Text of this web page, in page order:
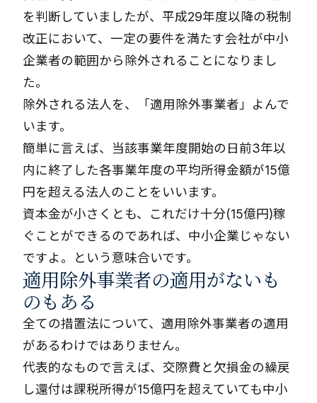
を判断していましたが、平成29年度以降の税制
改正において、一定の要件を満たす会社が中小
企業者の範囲から除外されることになりまし
た。
除外される法人を、「適用除外事業者」よんで
います。
簡単に言えば、当該事業年度開始の日前3年以
内に終了した各事業年度の平均所得金額が15億
円を超える法人のことをいいます。
資本金が小さくとも、これだけ十分(15億円)稼
ぐことができるのであれば、中小企業じゃない
ですよ。という意味合いです。
適用除外事業者の適用がないも
のもある
全ての措置法について、適用除外事業者の適用
があるわけではありません。
代表的なもので言えば、交際費と欠損金の繰戻
し還付は課税所得が15億円を超えていても中小